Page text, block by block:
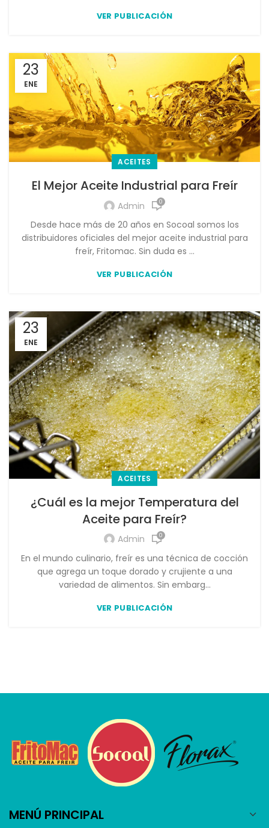
VER PUBLICACIÓN
23
ENE
ACEITES
El Mejor Aceite Industrial para Freír
Admin 0
Desde hace más de 20 años en Socoal somos los
distribuidores oficiales del mejor aceite industrial para
freír, Fritomac. Sin duda es ...
VER PUBLICACIÓN
23
ENE
ACEITES
¿Cuál es la mejor Temperatura del
Aceite para Freír?
Admin 0
En el mundo culinario, freír es una técnica de cocción
que agrega un toque dorado y crujiente a una
variedad de alimentos. Sin embarg...
VER PUBLICACIÓN
MENÚ PRINCIPAL